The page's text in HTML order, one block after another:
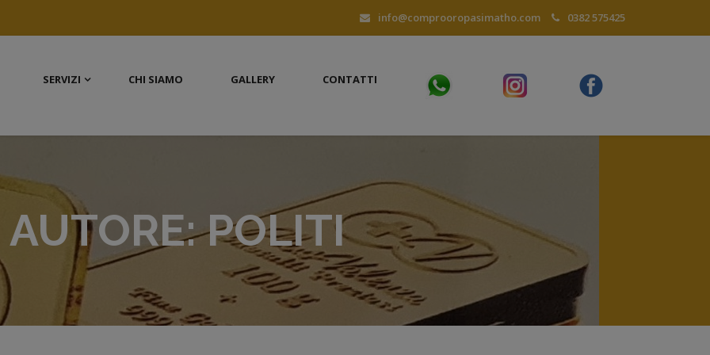
info@comprooropasimatho.com 0382 575425
SERVIZI CHI SIAMO GALLERY CONTATTI
AUTORE:POLITI